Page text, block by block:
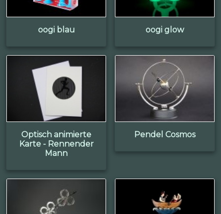
oogi blau oogi glow
Optisch animierte
Karte - Rennender
Mann
Pendel Cosmos